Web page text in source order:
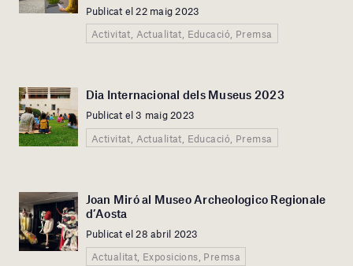
Publicat el 22 maig 2023
Activitat, Actualitat, Educació, Premsa
Dia Internacional dels Museus 2023
Publicat el 3 maig 2023
Activitat, Actualitat, Educació, Premsa
Joan Miró al Museo Archeologico Regionale
d’Aosta
Publicat el 28 abril 2023
Actualitat, Exposicions, Premsa